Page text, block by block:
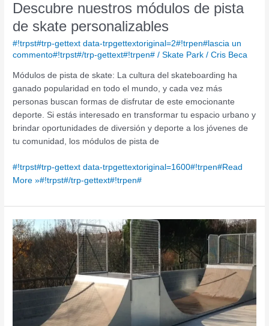
Descubre nuestros módulos de pista
de skate personalizables
#!trpst#trp-gettext data-trpgettextoriginal=2#!trpen#lascia un
commento#!trpst#/trp-gettext#!trpen# /Skate Park /Cris Beca
Módulos de pista de skate: La cultura del skateboarding ha
ganado popularidad en todo el mundo, y cada vez más
personas buscan formas de disfrutar de este emocionante
deporte. Si estás interesado en transformar tu espacio urbano y
brindar oportunidades de diversión y deporte a los jóvenes de
tu comunidad, los módulos de pista de
skate
#!trpst#trp-gettext data-trpgettextoriginal=1600#!trpen#Read
More »#!trpst#/trp-gettext#!trpen#
Ventajas
de
un
Skatepark
Metálico